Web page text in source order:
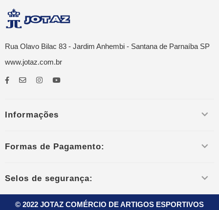
Rua Olavo Bilac 83 - Jardim Anhembi - Santana de Parnaíba SP
www.jotaz.com.br
Informações
Formas de Pagamento:
Selos de segurança:
© 2022 JOTAZ COMÉRCIO DE ARTIGOS ESPORTIVOS